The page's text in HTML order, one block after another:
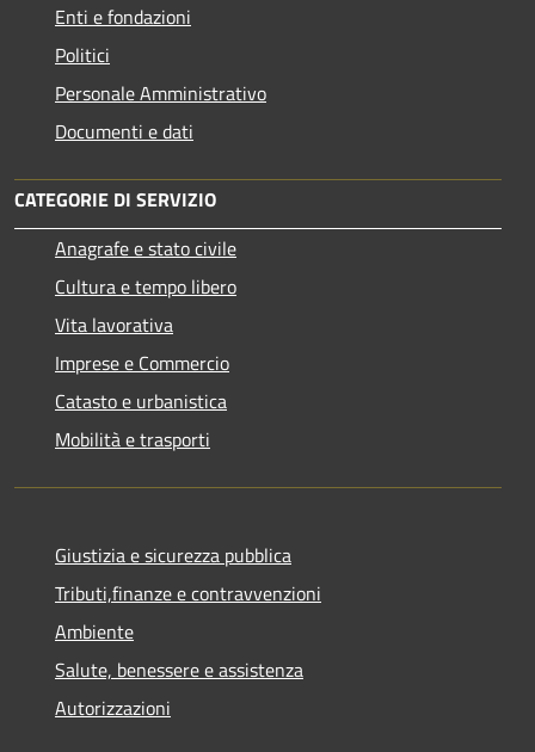
Enti e fondazioni
Politici
Personale Amministrativo
Documenti e dati
CATEGORIE DI SERVIZIO
Anagrafe e stato civile
Cultura e tempo libero
Vita lavorativa
Imprese e Commercio
Catasto e urbanistica
Mobilità e trasporti
Giustizia e sicurezza pubblica
Tributi,finanze e contravvenzioni
Ambiente
Salute, benessere e assistenza
Autorizzazioni